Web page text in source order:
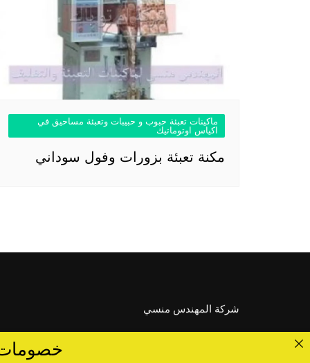
ماكينات تعبئة حبوب و حبيبات وتعبئة مساحيق في
اكياس اوتوماتيك
مكنة تعبئة بزورات وفول سوداني
شركة المهندس منسي
خصومات تصل الى 40 %...